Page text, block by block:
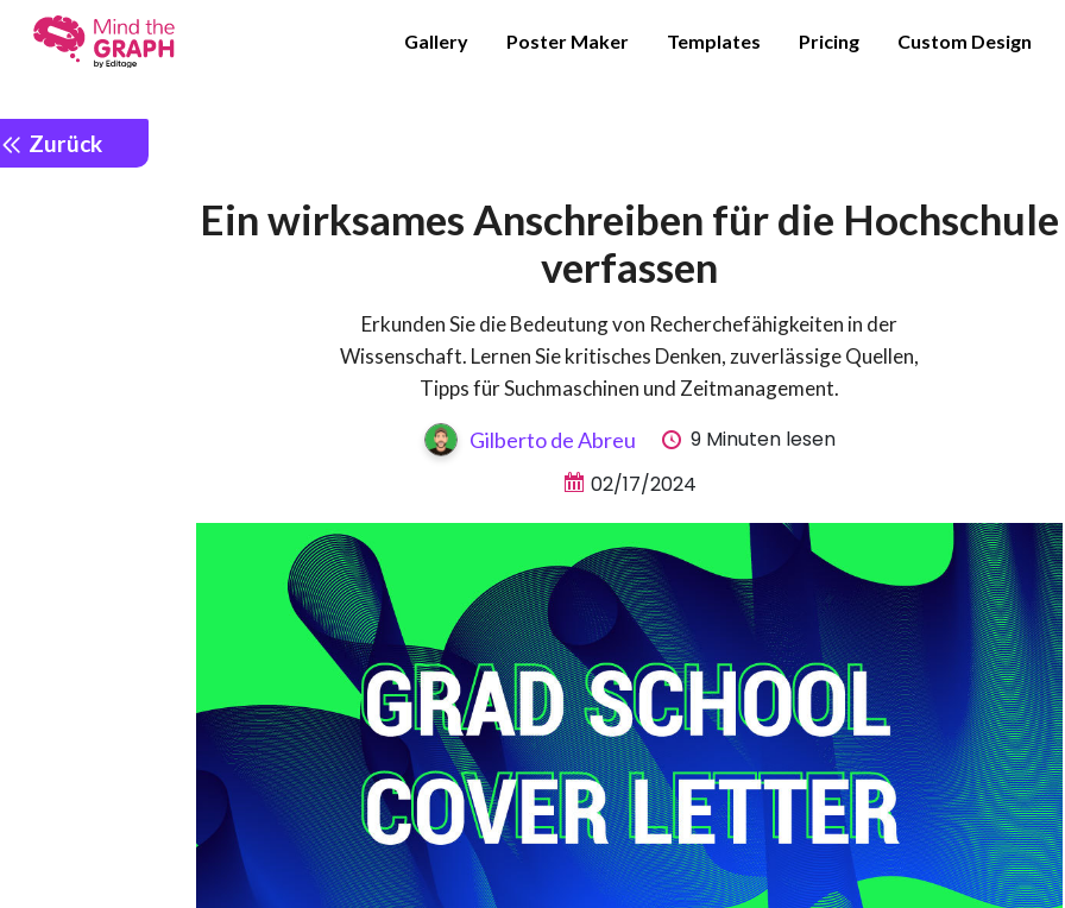
Gallery Poster Maker Templates Pricing Custom Design
Zurück
Ein wirksames Anschreiben für die Hochschule
verfassen
Erkunden Sie die Bedeutung von Recherchefähigkeiten in der
Wissenschaft. Lernen Sie kritisches Denken, zuverlässige Quellen,
Tipps für Suchmaschinen und Zeitmanagement.
Gilberto de Abreu
9 Minuten lesen
02/17/2024